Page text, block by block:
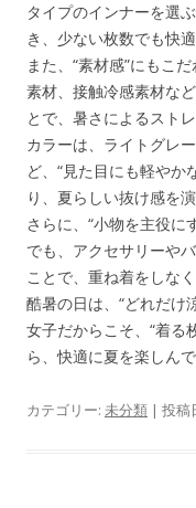
タイプのインナーを選
き、少ない枚数でも快
また、“素材感”にもこ
素材、接触冷感素材な
とで、暑さによるスト
カラーは、ライトグレ
ど、“見た目にも軽やか
り、夏らしい抜け感を
さらに、“小物を主役に
でも、アクセサリーや
ことで、重ね着をしな
酷暑の日は、“どれだけ
女子だからこそ、“着る
ら、快適に夏を楽しん
カテゴリー: 未分類 | 投稿